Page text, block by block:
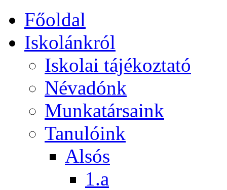
Főoldal
Iskolánkról
Iskolai tájékoztató
Névadónk
Munkatársaink
Tanulóink
Alsós
1.a